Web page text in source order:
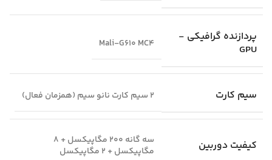
پردازنده گرافیکی -
GPU
Mali-G610 MC4
سیم کارت 2 سیم کارت نانو سیم (همزمان فعال)
کیفیت دوربین
سه گانه 200 مگاپیکسل + 8
مگاپیکسل + 2 مگاپیکسل